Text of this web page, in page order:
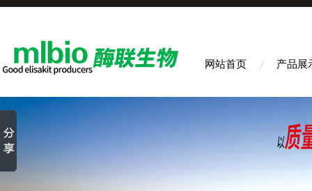
网站首页 产品展